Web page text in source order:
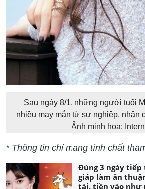
Sau ngày 8/1, những người tuổi
nhiều may mắn từ sự nghiệp, nhân
Ảnh minh họa:
* Thông tin chỉ mang tính chất
Đúng 3 ngày tiếp
giáp làm ăn
tài, tiền vào như